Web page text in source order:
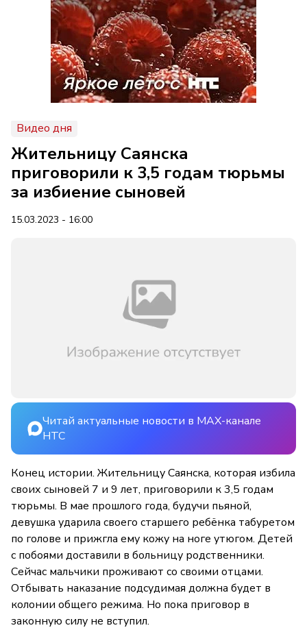
Видео дня
Жительницу Саянска
приговорили к 3,5 годам тюрьмы
за избиение сыновей
15.03.2023 - 16:00
Читай актуальные новости в MAX-канале
НТС
Конец истории. Жительницу Саянска, которая избила
своих сыновей 7 и 9 лет, приговорили к 3,5 годам
тюрьмы. В мае прошлого года, будучи пьяной,
девушка ударила своего старшего ребёнка табуретом
по голове и прижгла ему кожу на ноге утюгом. Детей
с побоями доставили в больницу родственники.
Сейчас мальчики проживают со своими отцами.
Отбывать наказание подсудимая должна будет в
колонии общего режима. Но пока приговор в
законную силу не вступил.